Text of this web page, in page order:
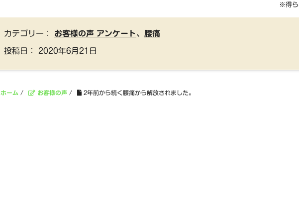
※得ら
カテゴリー： お客様の声 アンケート 、 腰痛
投稿日： 2020年6月21日
ホーム / お客様の声 / 2年前から続く腰痛から解放されました。